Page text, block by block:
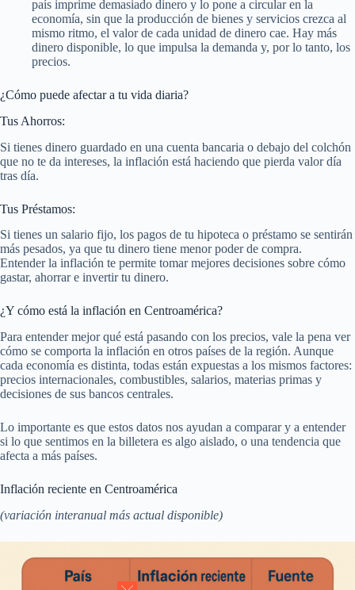
país imprime demasiado dinero y lo pone a circular en la
economía, sin que la producción de bienes y servicios crezca al
mismo ritmo, el valor de cada unidad de dinero cae. Hay más
dinero disponible, lo que impulsa la demanda y, por lo tanto, los
precios.
¿Cómo puede afectar a tu vida diaria?
Tus Ahorros:
Si tienes dinero guardado en una cuenta bancaria o debajo del colchón
que no te da intereses, la inflación está haciendo que pierda valor día
tras día.
Tus Préstamos:
Si tienes un salario fijo, los pagos de tu hipoteca o préstamo se sentirán
más pesados, ya que tu dinero tiene menor poder de compra.
Entender la inflación te permite tomar mejores decisiones sobre cómo
gastar, ahorrar e invertir tu dinero.
¿Y cómo está la inflación en Centroamérica?
Para entender mejor qué está pasando con los precios, vale la pena ver
cómo se comporta la inflación en otros países de la región. Aunque
cada economía es distinta, todas están expuestas a los mismos factores:
precios internacionales, combustibles, salarios, materias primas y
decisiones de sus bancos centrales.
Lo importante es que estos datos nos ayudan a comparar y a entender
si lo que sentimos en la billetera es algo aislado, o una tendencia que
afecta a más países.
Inflación reciente en Centroamérica
(variación interanual más actual disponible)